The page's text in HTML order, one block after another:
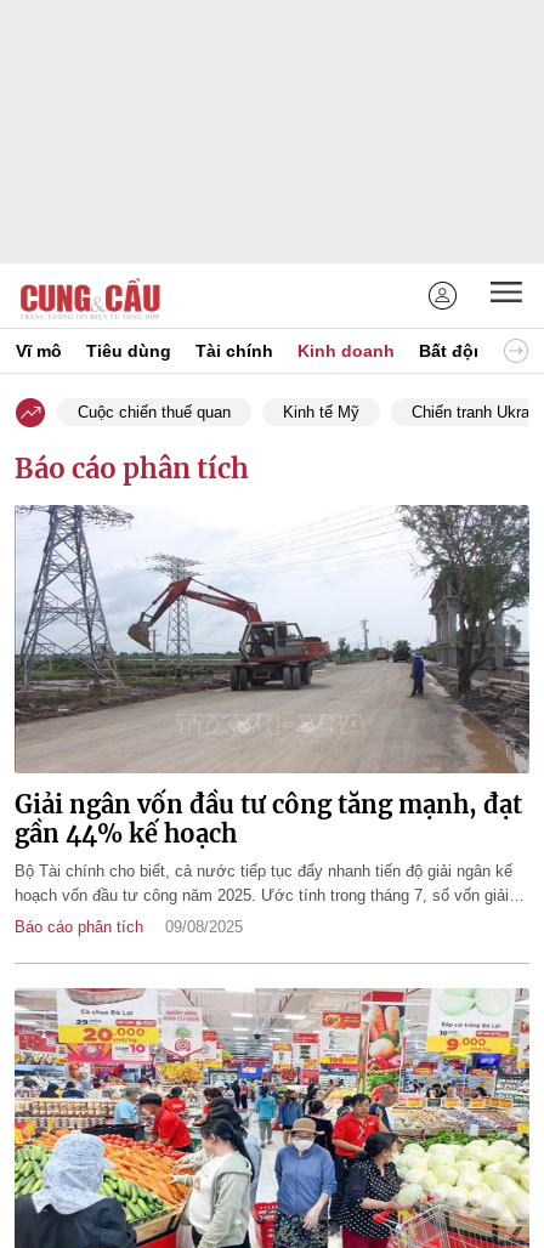
Vĩ mô Tiêu dùng Tài chính Kinh doanh Bất động sản
Cuộc chiến thuế quan Kinh tế Mỹ Chiến tranh
Báo cáo phân tích
Giải ngân vốn đầu tư công tăng mạnh, đạt
gần 44% kế hoạch
Bộ Tài chính cho biết, cả nước tiếp tục đẩy nhanh tiến độ giải ngân kế
hoạch vốn đầu tư công năm 2025. Ước tính trong tháng 7, số vốn giải
ngân cả nước tăng 69.728 tỷ đồng so với cuối tháng 6.
Báo cáo phân tích 09/08/2025